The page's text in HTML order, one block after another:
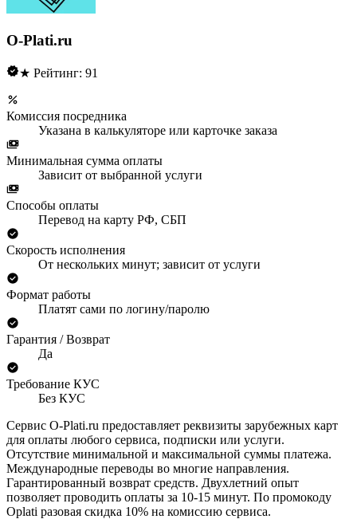
O-Plati.ru
★ Рейтинг: 91
Комиссия посредника
Указана в калькуляторе или карточке заказа
Минимальная сумма оплаты
Зависит от выбранной услуги
Способы оплаты
Перевод на карту РФ, СБП
Скорость исполнения
От нескольких минут; зависит от услуги
Формат работы
Платят сами по логину/паролю
Гарантия / Возврат
Да
Требование КУС
Без КУС
Сервис O-Plati.ru предоставляет реквизиты зарубежных карт
для оплаты любого сервиса, подписки или услуги.
Отсутствие минимальной и максимальной суммы платежа.
Международные переводы во многие направления.
Гарантированный возврат средств. Двухлетний опыт
позволяет проводить оплаты за 10-15 минут. По промокоду
Oplati разовая скидка 10% на комиссию сервиса.